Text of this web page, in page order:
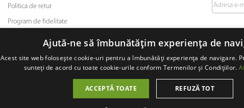
Politica de retur
Program de fidelitate
© 2008 - 2026 PetMart Online SRL.0372 905 900
Ajută-ne să îmbunătățim experiența de
Acest site web folosește cookie-uri pentru a îmbunătăți experiența de navigare.
sunteți de acord cu toate cookie-urile conform Termenilor și Condițiilor.
ACCEPTĂ TOATE REFUZĂ TOT